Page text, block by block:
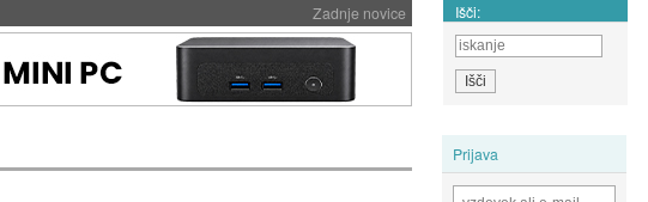
Zadnje novice Išči:
Prijava